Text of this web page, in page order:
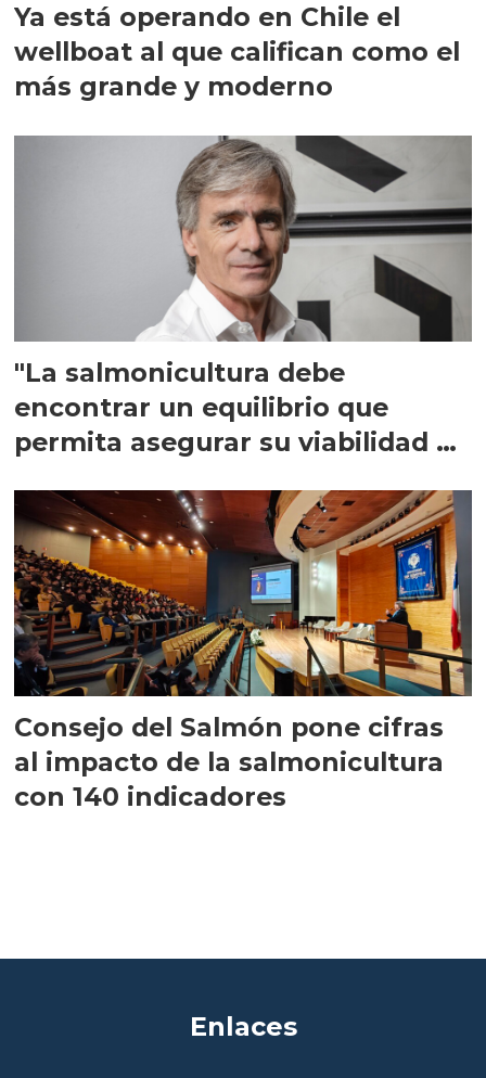
Ya está operando en Chile el
wellboat al que califican como el
más grande y moderno
"La salmonicultura debe
encontrar un equilibrio que
permita asegurar su viabilidad de
Consejo del Salmón pone cifras
al impacto de la salmonicultura
con 140 indicadores
Enlaces